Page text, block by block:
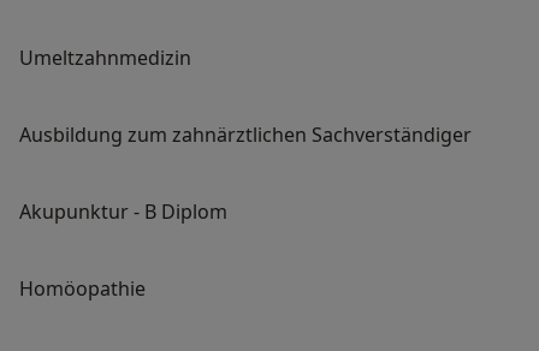
Umeltzahnmedizin
Ausbildung zum zahnärztlichen Sachverständiger
Akupunktur - B Diplom
Homöopathie